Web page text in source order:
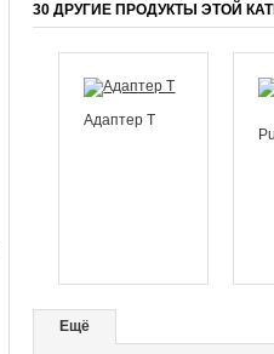
30 ДРУГИЕ ПРОДУКТЫ ЭТОЙ
Адаптер Т
Ещё